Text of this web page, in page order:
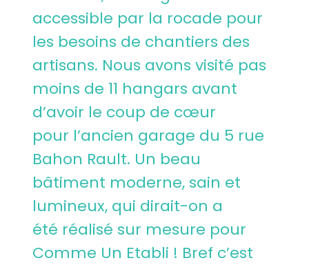
accessible par la rocade pour
les besoins de chantiers des
artisans. Nous avons visité pas
moins de 11 hangars avant
d’avoir le coup de cœur
pour l’ancien garage du 5 rue
Bahon Rault. Un beau
bâtiment moderne, sain et
lumineux, qui dirait-on a
été réalisé sur mesure pour
Comme Un Etabli ! Bref c’est